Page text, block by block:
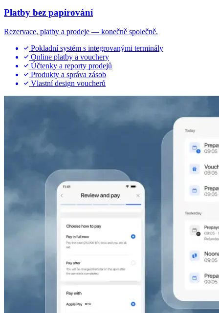
Platby bez papírování
Rezervace, platby a prodeje — konečně společně.
Pokladní systém s integrovanými terminály
Online platby a vouchery
Účtenky a reporty prodejů
Produkty a správa zásob
Vlastní design voucherů